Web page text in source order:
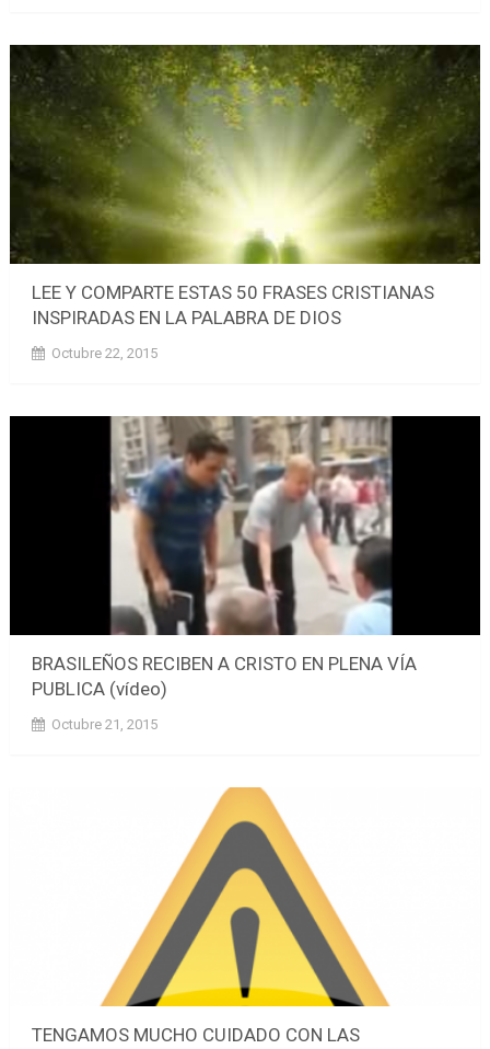
LEE Y COMPARTE ESTAS 50 FRASES CRISTIANAS
INSPIRADAS EN LA PALABRA DE DIOS
Octubre 22, 2015
BRASILEÑOS RECIBEN A CRISTO EN PLENA VÍA
PUBLICA (vídeo)
Octubre 21, 2015
TENGAMOS MUCHO CUIDADO CON LAS